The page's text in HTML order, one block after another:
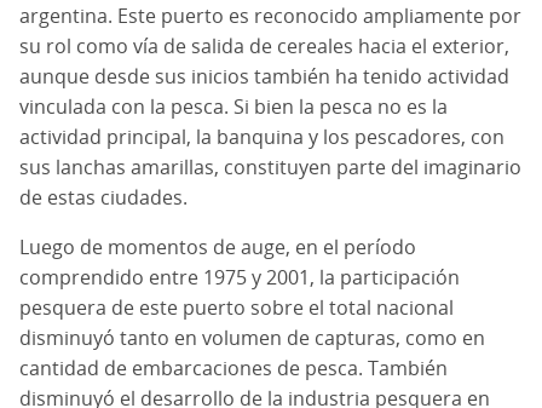
argentina. Este puerto es reconocido ampliamente por
su rol como vía de salida de cereales hacia el exterior,
aunque desde sus inicios también ha tenido actividad
vinculada con la pesca. Si bien la pesca no es la
actividad principal, la banquina y los pescadores, con
sus lanchas amarillas, constituyen parte del imaginario
de estas ciudades.
Luego de momentos de auge, en el período
comprendido entre 1975 y 2001, la participación
pesquera de este puerto sobre el total nacional
disminuyó tanto en volumen de capturas, como en
cantidad de embarcaciones de pesca. También
disminuyó el desarrollo de la industria pesquera en